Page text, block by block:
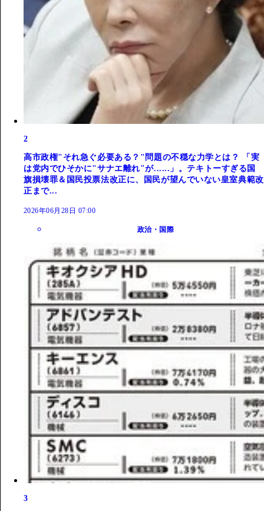
2
高市政権"それ急ぐ必要ある？"問題の不穏な力学とは？ 「実
は党内でひそかに"サナエ離れ"が......」。テキトーすぎる国
旗損壊罪＆国民投票法改正に、国民が望んでいない皇室典範改
正まで...
2026年06月28日 07:00
政治・国際
3